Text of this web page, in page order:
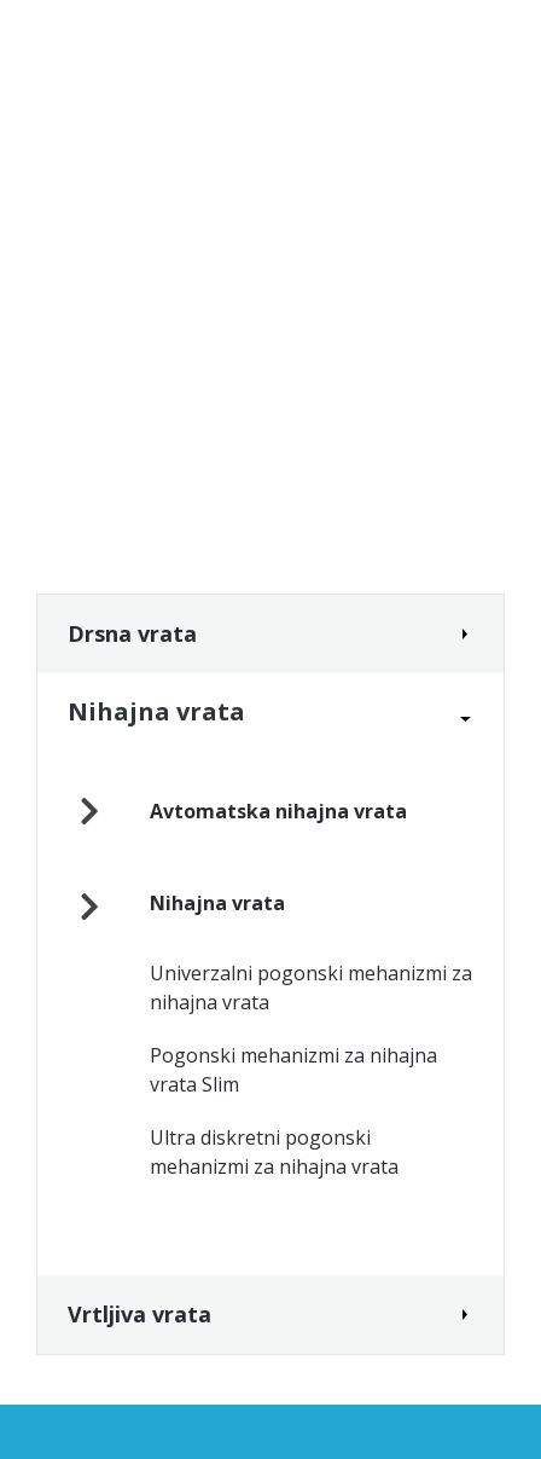
Drsna vrata
Nihajna vrata
Avtomatska nihajna vrata
Nihajna vrata
Univerzalni pogonski mehanizmi za
nihajna vrata
Pogonski mehanizmi za nihajna
vrata Slim
Ultra diskretni pogonski
mehanizmi za nihajna vrata
Vrtljiva vrata